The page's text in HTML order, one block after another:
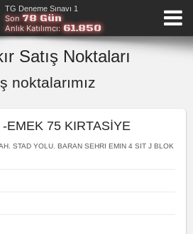
TG Deneme Sınavı 1
Son 78 Gün
Anlık Katılımcı: 61.850
Satış Noktaları
noktalarımız
EMEK 75 KIRTASİYE
STAD YOLU. BARAN SEHRI EMIN 4 SIT J BLOK